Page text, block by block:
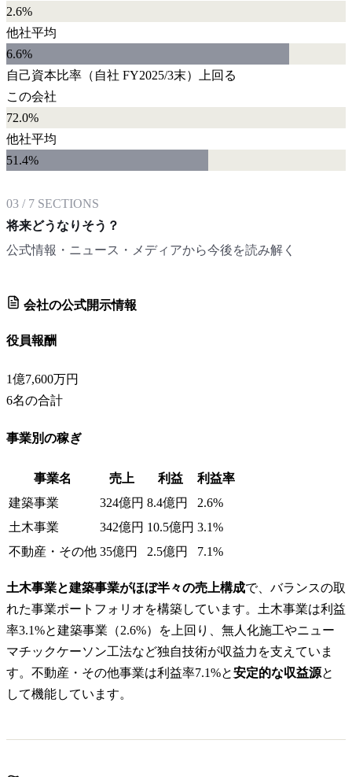
2.6%
他社平均
6.6%
自己資本比率 （自社 FY2025/3末）
上回る
この会社
72.0%
他社平均
51.4%
03 / 7 SECTIONS
将来どうなりそう？
公式情報・ニュース・メディアから今後を読み解く
会社の公式開示情報
役員報酬
1億7,600万円
6名の合計
事業別の稼ぎ
事業名 売上 利益
利益率
建築事業
324億円 8.4億円
2.6%
土木事業
342億円 10.5億円 3.1%
不動産・その他 35億円 2.5億円 7.1%
土木事業と建築事業がほぼ半々の売上構成で、バランスの取
れた事業ポートフォリオを構築しています。土木事業は利益
率3.1%と建築事業（2.6%）を上回り、無人化施工やニュー
マチックケーソン工法など独自技術が収益力を支えていま
す。不動産・その他事業は利益率7.1%と安定的な収益源と
して機能しています。